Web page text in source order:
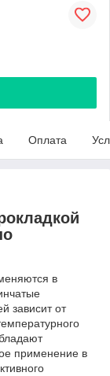
Оплата
в
зависит от
применение в